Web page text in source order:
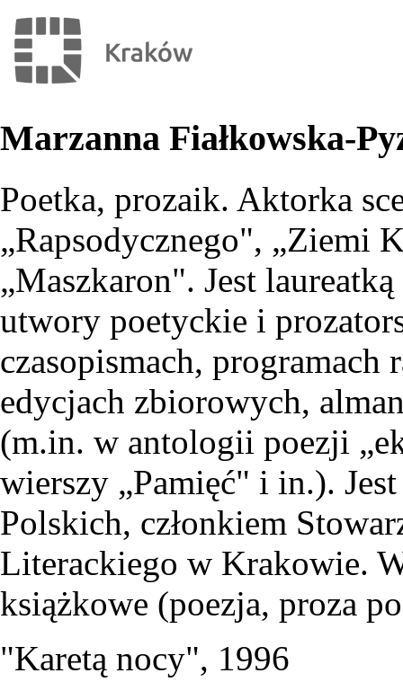
Marzanna Fiałkowska-
Poetka, prozaik. Aktorka
„Rapsodycznego", „Ziemi
„Maszkaron". Jest
utwory poetyckie i
czasopismach,
edycjach zbiorowych,
(m.in. w antologii poezji
wierszy „Pamięć" i in.).
Polskich, członkiem
Literackiego w Krakowie.
książkowe (poezja, proza
"Karetą nocy", 1996